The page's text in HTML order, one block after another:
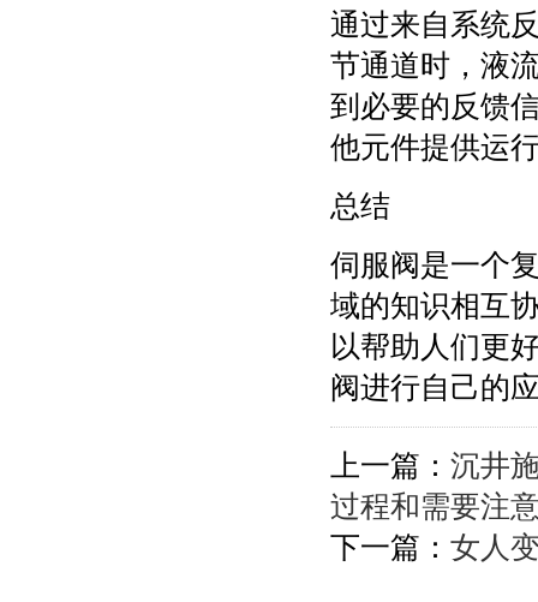
通过来自系统
节通道时，液
到必要的反馈
他元件提供运
总结
伺服阀是一个
域的知识相互
以帮助人们更
阀进行自己的
上一篇： 沉井
过程和需要注
下一篇： 女人